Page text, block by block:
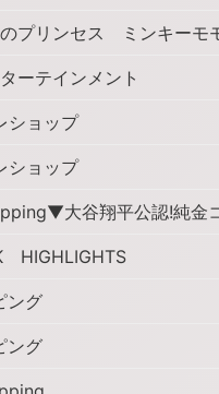
プリンセス ミンキーモ
ーテインメント
ショップ
ショップ
大谷翔平公認!純金
HIGHLIGHTS
ング
ング